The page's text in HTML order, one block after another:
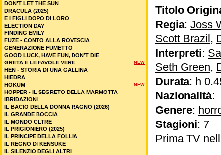
Titolo
Regia: Joss
Scott Brazil,
Interpreti:
Seth Green,
Durata: h
Nazionalità:
Genere:
Stagioni: 7
Prima TV
DON'T LET THE SUN
DRACULA (2025)
E I FIGLI DOPO DI LORO
ELECTION DAY
FINDING EMILY
FUZE - CONTO ALLA ROVESCIA
GENERAZIONE FUMETTO
GOOD LUCK, HAVE FUN, DON’T DIE
NEW
GRETA E LE FAVOLE VERE
HEN - STORIA DI UNA GALLINA
HIEDRA
NEW
HOKUM
HOPPER - IL SEGRETO DELLA MARMOTTA
IBRIDAZIONI
IL BACIO DELLA DONNA RAGNO (2026)
IL GRANDE BOCCIA
IL MONDO OLTRE
IL PRIGIONIERO (2025)
IL PRINCIPE DELLA FOLLIA
IL REGNO DI KENSUKE
IL SILENZIO DEGLI ALTRI